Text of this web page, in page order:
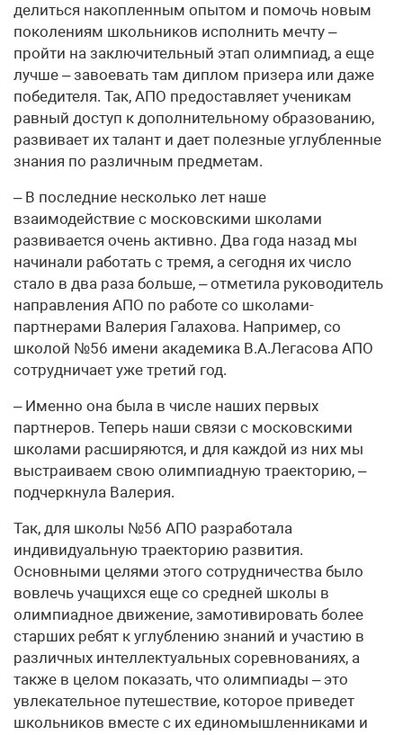
делиться накопленным опытом и помочь новым
поколениям школьников исполнить мечту –
пройти на заключительный этап олимпиад, а еще
лучше – завоевать там диплом призера или даже
победителя. Так, АПО предоставляет ученикам
равный доступ к дополнительному образованию,
развивает их талант и дает полезные углубленные
знания по различным предметам.
– В последние несколько лет наше
взаимодействие с московскими школами
развивается очень активно. Два года назад мы
начинали работать с тремя, а сегодня их число
стало в два раза больше, – отметила руководитель
направления АПО по работе со школами-
партнерами Валерия Галахова. Например, со
школой №56 имени академика В.А.Легасова АПО
сотрудничает уже третий год.
– Именно она была в числе наших первых
партнеров. Теперь наши связи с московскими
школами расширяются, и для каждой из них мы
выстраиваем свою олимпиадную траекторию, –
подчеркнула Валерия.
Так, для школы №56 АПО разработала
индивидуальную траекторию развития.
Основными целями этого сотрудничества было
вовлечь учащихся еще со средней школы в
олимпиадное движение, замотивировать более
старших ребят к углублению знаний и участию в
различных интеллектуальных соревнованиях, а
также в целом показать, что олимпиады – это
увлекательное путешествие, которое приведет
школьников вместе с их единомышленниками и